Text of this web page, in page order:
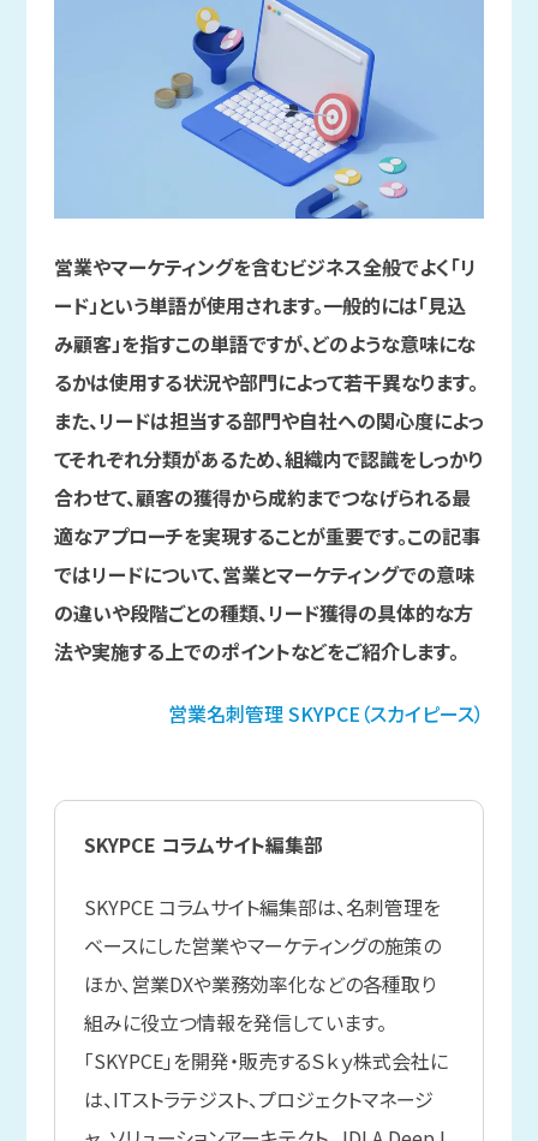
営業やマーケティングを含むビジネス全般でよく「リ
ード」という単語が使用されます。一般的には「見込
み顧客」を指すこの単語ですが、どのような意味にな
るかは使用する状況や部門によって若干異なります。
また、リードは担当する部門や自社への関心度によっ
てそれぞれ分類があるため、組織内で認識をしっかり
合わせて、顧客の獲得から成約までつなげられる最
適なアプローチを実現することが重要です。この記事
ではリードについて、営業とマーケティングでの意味
の違いや段階ごとの種類、リード獲得の具体的な方
法や実施する上でのポイントなどをご紹介します。
営業名刺管理SKYPCE（スカイピース）
SKYPCE コラムサイト編集部
SKYPCE コラムサイト編集部は、名刺管理を
ベースにした営業やマーケティングの施策の
ほか、営業DXや業務効率化などの各種取り
組みに役立つ情報を発信しています。
「SKYPCE」を開発・販売するＳｋｙ株式会社に
は、ITストラテジスト、プロジェクトマネージ